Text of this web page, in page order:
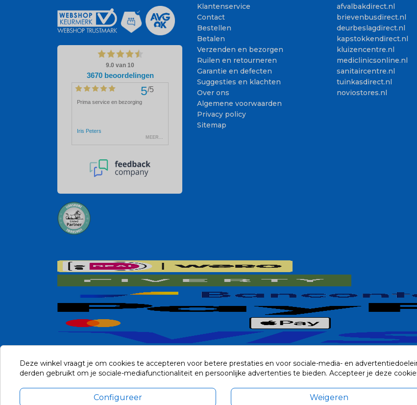
Klantenservice
Contact
Bestellen
Betalen
Verzenden en bezorgen
Ruilen en retourneren
Garantie en defecten
Suggesties en klachten
Over ons
Algemene voorwaarden
Privacy policy
Sitemap
afvalbakdirect.nl
brievenbusdirect.nl
deurbeslagdirect.nl
kapstokkendirect.nl
kluizencentre.nl
mediclinicsonline.nl
sanitaircentre.nl
tuinkasdirect.nl
noviostores.nl
Deze winkel vraagt je om cookies te accepteren voor betere prestaties en voor sociale-media- en
derden gebruikt om je sociale-mediafunctionaliteit en persoonlijke advertenties te bieden. Accepteer je deze
Configureer Weigeren